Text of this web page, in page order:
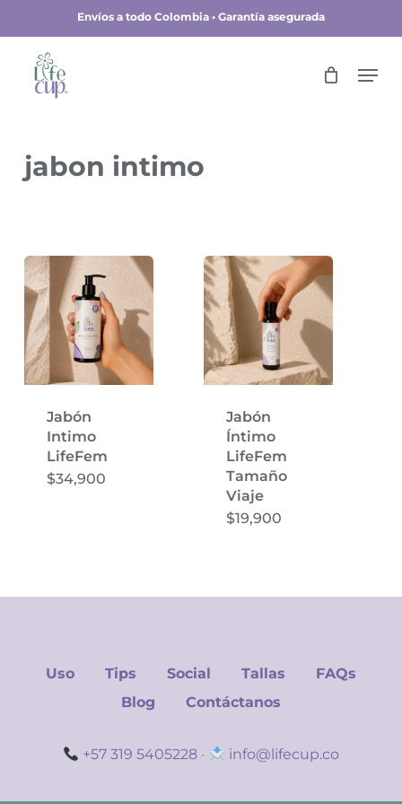
content
Envíos a todo Colombia • Garantía asegurada
jabon intimo
Jabón
Intimo
LifeFem
$34,900
Jabón
Íntimo
LifeFem
Tamaño
Viaje
$19,900
Uso Tips Social Tallas
FAQs
Blog
Contáctanos
+57 319 5405228 · info@lifecup.co
Menu